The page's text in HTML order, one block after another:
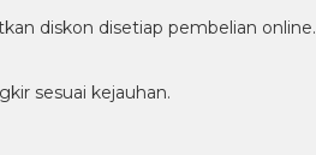
diskon disetiap pembelian online.
sesuai kejauhan.